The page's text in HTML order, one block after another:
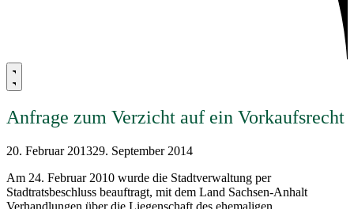
Anfrage zum Verzicht auf ein Vorkaufsrecht
20. Februar 201329. September 2014
Am 24. Februar 2010 wurde die Stadtverwaltung per
Stadtratsbeschluss beauftragt, mit dem Land Sachsen-Anhalt
Verhandlungen über die Liegenschaft des ehemaligen